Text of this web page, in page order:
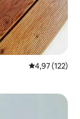
4,97 av 5 i
4,97 (122)